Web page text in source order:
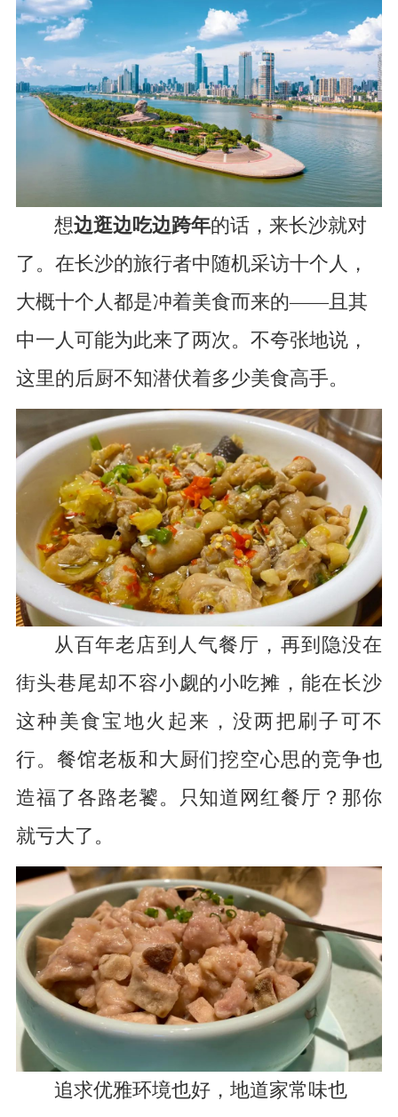
想边逛边吃边跨年的话，来长沙就对
了。在长沙的旅行者中随机采访十个人，
大概十个人都是冲着美食而来的——且其
中一人可能为此来了两次。不夸张地说，
这里的后厨不知潜伏着多少美食高手。
从百年老店到人气餐厅，再到隐没在
街头巷尾却不容小觑的小吃摊，能在长沙
这种美食宝地火起来，没两把刷子可不
行。餐馆老板和大厨们挖空心思的竞争也
造福了各路老饕。只知道网红餐厅？那你
就亏大了。
追求优雅环境也好，地道家常味也